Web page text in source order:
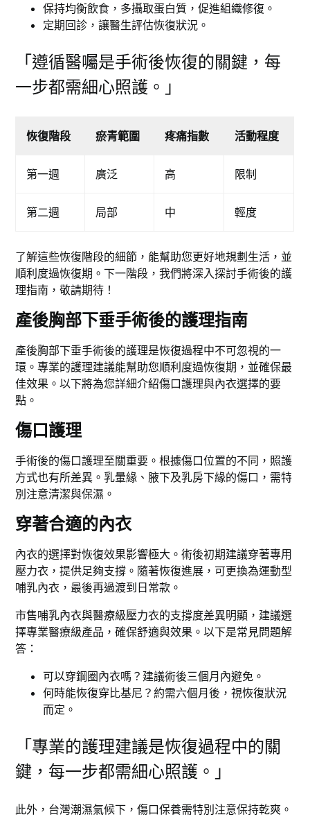
保持均衡飲食，多攝取蛋白質，促進組織修復。
定期回診，讓醫生評估恢復狀況。
「遵循醫囑是手術後恢復的關鍵，每
一步都需細心照護。」
恢復階段 瘀青範圍 疼痛指數 活動程度
第一週 廣泛 高 限制
第二週 局部 中 輕度
了解這些恢復階段的細節，能幫助您更好地規劃生活，並
順利度過恢復期。下一階段，我們將深入探討手術後的護
理指南，敬請期待！
產後胸部下垂手術後的護理指南
產後胸部下垂手術後的護理是恢復過程中不可忽視的一
環。專業的護理建議能幫助您順利度過恢復期，並確保最
佳效果。以下將為您詳細介紹傷口護理與內衣選擇的要
點。
傷口護理
手術後的傷口護理至關重要。根據傷口位置的不同，照護
方式也有所差異。乳暈緣、腋下及乳房下緣的傷口，需特
別注意清潔與保濕。
穿著合適的內衣
內衣的選擇對恢復效果影響極大。術後初期建議穿著專用
壓力衣，提供足夠支撐。隨著恢復進展，可更換為運動型
哺乳內衣，最後再過渡到日常款。
市售哺乳內衣與醫療級壓力衣的支撐度差異明顯，建議選
擇專業醫療級產品，確保舒適與效果。以下是常見問題解
答：
可以穿鋼圈內衣嗎？建議術後三個月內避免。
何時能恢復穿比基尼？約需六個月後，視恢復狀況
而定。
「專業的護理建議是恢復過程中的關
鍵，每一步都需細心照護。」
此外，台灣潮濕氣候下，傷口保養需特別注意保持乾爽。